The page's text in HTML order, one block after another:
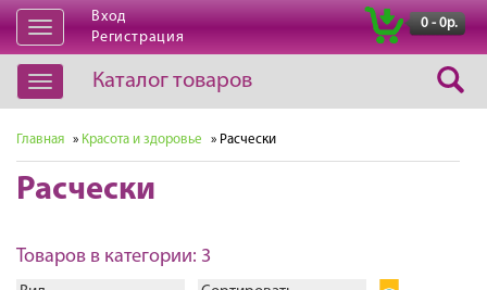
Открыть
навигацию
Вход
Регистрация
0 - 0р.
Открыть
навигацию
Каталог товаров
Главная » Красота и здоровье » Расчески
Расчески
Товаров в категории: 3